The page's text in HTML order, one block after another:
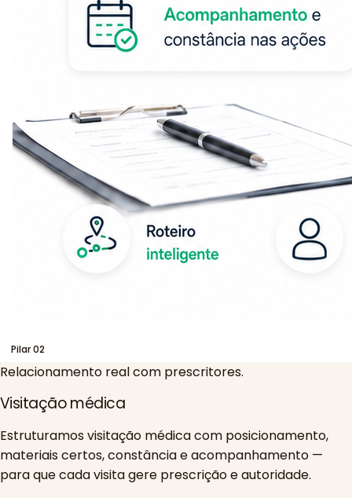
Pilar02
Relacionamento real com prescritores.
Visitação médica
Estruturamos visitação médica com posicionamento,
materiais certos, constância e acompanhamento —
para que cada visita gere prescrição e autoridade.